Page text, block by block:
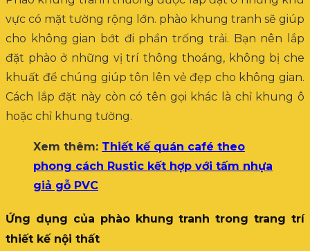
vực có mặt tường rộng lớn. phào khung tranh sẽ giúp
cho không gian bớt đi phần trống trải. Bạn nên lắp
đặt phào ở những vị trí thông thoáng, không bị che
khuất để chúng giúp tôn lên vẻ đẹp cho không gian.
Cách lắp đặt này còn có tên gọi khác là chỉ khung ô
hoặc chỉ khung tường.
Xem thêm: Thiết kế quán café theo
phong cách Rustic kết hợp với tấm nhựa
giả gỗ PVC
Ứng dụng của phào khung tranh trong trang trí
thiết kế nội thất